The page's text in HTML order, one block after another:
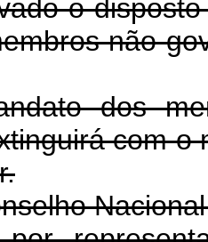
o
não
dos
com o